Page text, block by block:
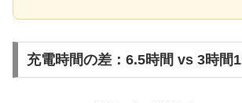
充電時間の差：6.5時間 vs 3時間